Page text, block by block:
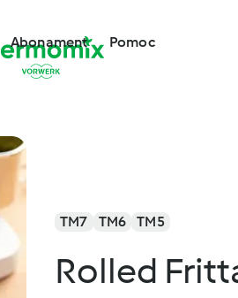
Abonament Pomoc
TM7 TM6 TM5
Rolled